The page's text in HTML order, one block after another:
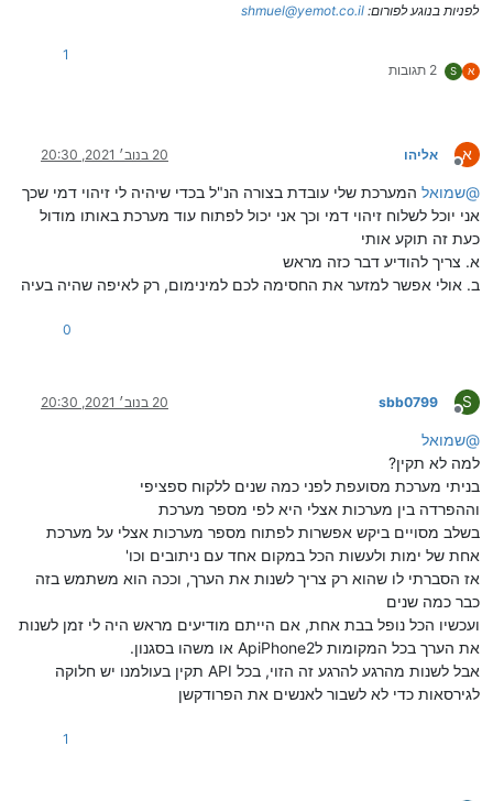
לפניות בנוגע לפורום: shmuel@yemot.co.il
א S 2 תגובות
1
א
מנותק
אליהו 20 בנוב׳ 2021, 20:30
@שמואל המערכת שלי עובדת בצורה הנ"ל בכדי שיהיה לי זיהוי דמי שכך
אני יוכל לשלוח זיהוי דמי וכך אני יכול לפתוח עוד מערכת באותו מודול
כעת זה תוקע אותי
א. צריך להודיע דבר כזה מראש
ב. אולי אפשר למזער את החסימה לכם למינימום, רק לאיפה שהיה בעיה
0
S
מנותק
sbb0799 20 בנוב׳ 2021, 20:30
@שמואל
למה לא תקין?
בניתי מערכת מסועפת לפני כמה שנים ללקוח ספציפי
וההפרדה בין מערכות אצלי היא לפי מספר מערכת
בשלב מסויים ביקש אפשרות לפתוח מספר מערכות אצלי על מערכת
אחת של ימות ולעשות הכל במקום אחד עם ניתובים וכו'
אז הסברתי לו שהוא רק צריך לשנות את הערך, וככה הוא משתמש בזה
כבר כמה שנים
ועכשיו הכל נופל בבת אחת, אם הייתם מודיעים מראש היה לי זמן לשנות
את הערך בכל המקומות לApiPhone2 או משהו בסגנון.
אבל לשנות מהרגע להרגע זה הזוי, בכל API תקין בעולמנו יש חלוקה
לגירסאות כדי לא לשבור לאנשים את הפרודקשן
1